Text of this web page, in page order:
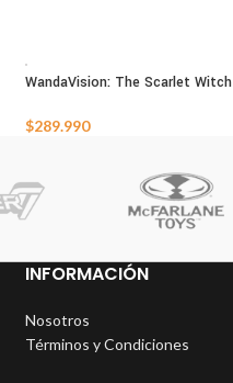
WandaVision: The Scarlet Witch
$289.990
INFORMACIÓN
Nosotros
Términos y Condiciones